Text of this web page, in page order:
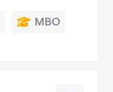
MBO